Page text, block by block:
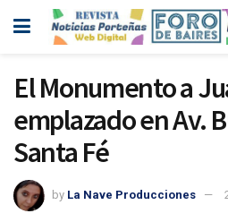
El Monumento a
emplazado en Av.
Santa Fé
by La Nave Producciones